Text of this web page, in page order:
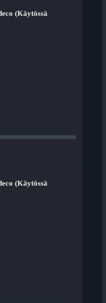
(Käytössä
(Käytössä